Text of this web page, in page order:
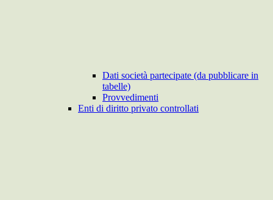
Dati società partecipate (da pubblicare in
tabelle)
Provvedimenti
Enti di diritto privato controllati